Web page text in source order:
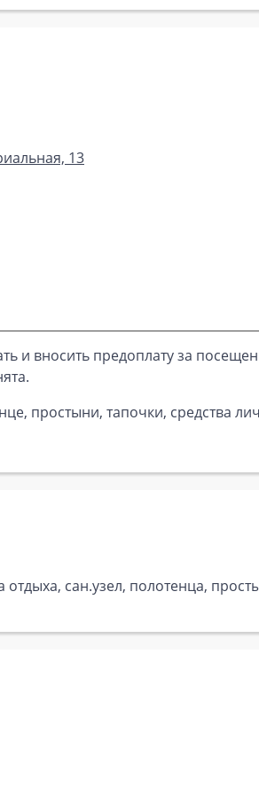
13
и вносить предоплату за
простыни, тапочки, средства
отдыха, сан.узел, полотенца,